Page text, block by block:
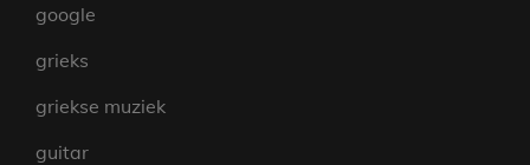
google
grieks
griekse muziek
guitar